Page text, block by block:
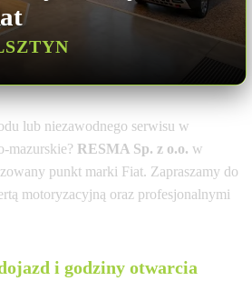
lub niezawodnego serwisu w
mazurskie? RESMA Sp. z o.o. w
punkt marki Fiat. Zapraszamy do
motoryzacyjną oraz profesjonalnymi
i godziny otwarcia